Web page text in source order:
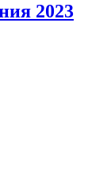
2023